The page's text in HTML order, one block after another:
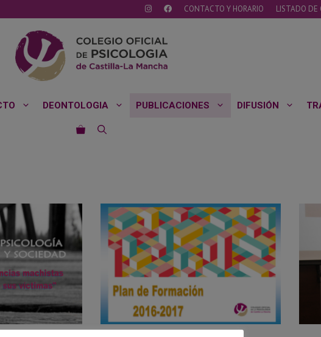
CONTACTO Y HORARIO LISTADO DE
DEONTOLOGIA PUBLICACIONES DIFUSIÓN